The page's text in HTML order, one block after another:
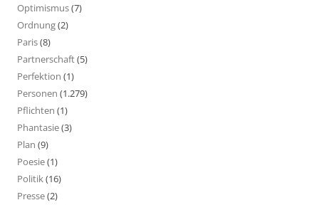
Optimismus(7)
Ordnung(2)
Paris(8)
Partnerschaft(5)
Perfektion (1)
Personen (1.279)
Pflichten (1)
Phantasie(3)
Plan (9)
Poesie(1)
Politik(16)
Presse(2)